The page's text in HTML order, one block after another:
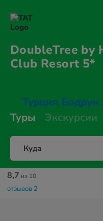
DoubleTree by
Club Resort 5*
Турция, Бодрум ,
Туры
Экскурсии
Куда
8,7 из 10
отзывов 2